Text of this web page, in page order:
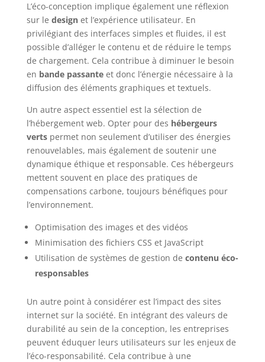
L’éco-conception implique également une réflexion
sur le designet l’expérience utilisateur. En
privilégiant des interfaces simples et fluides, il est
possible d’alléger le contenu et de réduire le temps
de chargement. Cela contribue à diminuer le besoin
en bande passanteet donc l’énergie nécessaire à la
diffusion des éléments graphiques et textuels.
Un autre aspect essentiel est la sélection de
l’hébergement web. Opter pour des hébergeurs
vertspermet non seulement d’utiliser des énergies
renouvelables, mais également de soutenir une
dynamique éthique et responsable. Ces hébergeurs
mettent souvent en place des pratiques de
compensations carbone, toujours bénéfiques pour
l’environnement.
Optimisation des images et des vidéos
Minimisation des fichiers CSS et JavaScript
Utilisation de systèmes de gestion de contenu éco-
responsables
Un autre point à considérer est l’impact des sites
internet sur la société. En intégrant des valeurs de
durabilité au sein de la conception, les entreprises
peuvent éduquer leurs utilisateurs sur les enjeux de
l’éco-responsabilité. Cela contribue à une